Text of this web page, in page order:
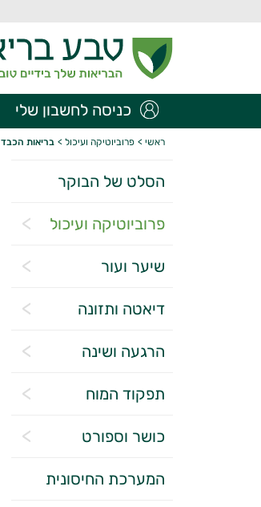
כניסה לחשבון שלי
ראשי > פרוביוטיקה ועיכול > בריאות הכבד
הסלט של הבוקר
פרוביוטיקה ועיכול
שיער ועור
דיאטה ותזונה
הרגעה ושינה
תפקוד המוח
כושר וספורט
המערכת החיסונית